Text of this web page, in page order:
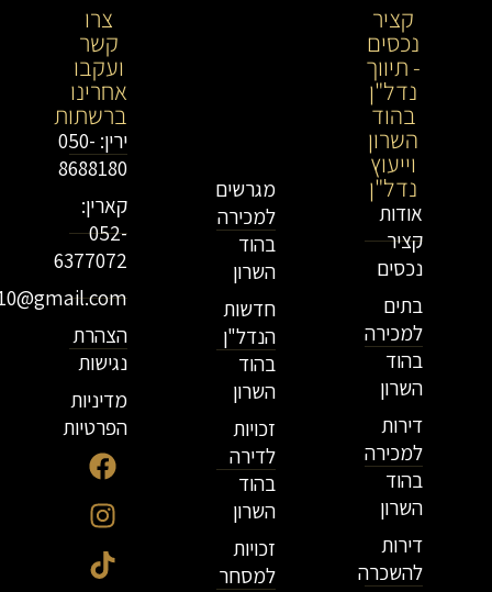
קציר
נכסים
- תיווך
נדל"ן
בהוד
השרון
וייעוץ
נדל"ן
אודות
קציר
נכסים
בתים
למכירה
בהוד
השרון
דירות
למכירה
בהוד
השרון
דירות
להשכרה
מגרשים
למכירה
בהוד
השרון
חדשות
הנדל"ן
בהוד
השרון
זכויות
לדירה
בהוד
השרון
זכויות
למסחר
צרו
קשר
ועקבו
אחרינו
ברשתות
ירין: 050-
8688180
קארין:
052-
6377072
הצהרת
נגישות
מדיניות
הפרטיות